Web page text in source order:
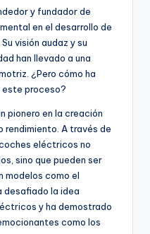
y fundador de
en el desarrollo de
visión audaz y su
han llevado a una
¿Pero cómo ha
este proceso?
pionero en la creación
A través de
eléctricos no
sino que pueden ser
modelos como el
desafiado la idea
y ha demostrado
como los